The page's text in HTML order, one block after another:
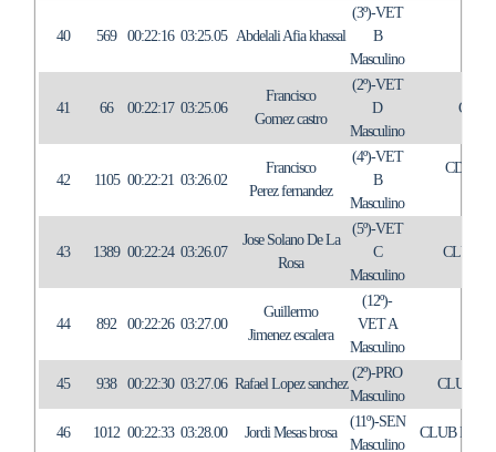
40 569 00:22:16 03:25.05 Abdelali Afia khassal
(3º)-VET
B
Masculino
41 66 00:22:17 03:25.06
Francisco
Gomez castro
(2º)-VET
D
Masculino
C.A.
42 1105 00:22:21 03:26.02
Francisco
Perez fernandez
(4º)-VET
B
Masculino
43 1389 00:22:24 03:26.07
Jose Solano De La
Rosa
(5º)-VET
C
Masculino
CLUB
44 892 00:22:26 03:27.00
Guillermo
Jimenez escalera
(12º)-
VET A
Masculino
45 938 00:22:30 03:27.06 Rafael Lopez sanchez
(2º)-PRO
Masculino
CLUB
46 1012 00:22:33 03:28.00 Jordi Mesas brosa
(11º)-SEN
Masculino
CLUB